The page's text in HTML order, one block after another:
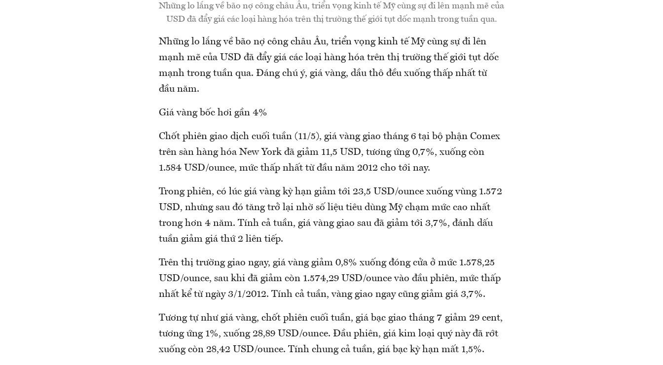
Những lo lắng về bão nợ công châu Âu, triển vọng kinh tế Mỹ cùng sự đi lên mạnh mẽ của
USD đã đẩy giá các loại hàng hóa trên thị trường thế giới tụt dốc mạnh trong tuần qua.
Những lo lắng về bão nợ công châu Âu, triển vọng kinh tế Mỹ cùng sự đi lên
mạnh mẽ của USD đã đẩy giá các loại hàng hóa trên thị trường thế giới tụt dốc
mạnh trong tuần qua. Đáng chú ý, giá vàng, dầu thô đều xuống thấp nhất từ
đầu năm.
Giá vàng bốc hơi gần 4%
Chốt phiên giao dịch cuối tuần (11/5), giá vàng giao tháng 6 tại bộ phận Comex
trên sàn hàng hóa New York đã giảm 11,5 USD, tương ứng 0,7%, xuống còn
1.584 USD/ounce, mức thấp nhất từ đầu năm 2012 cho tới nay.
Trong phiên, có lúc giá vàng kỳ hạn giảm tới 23,5 USD/ounce xuống vùng 1.572
USD, nhưng sau đó tăng trở lại nhờ số liệu tiêu dùng Mỹ chạm mức cao nhất
trong hơn 4 năm. Tính cả tuần, giá vàng giao sau đã giảm tới 3,7%, đánh dấu
tuần giảm giá thứ 2 liên tiếp.
Trên thị trường giao ngay, giá vàng giảm 0,8% xuống đóng cửa ở mức 1.578,25
USD/ounce, sau khi đã giảm còn 1.574,29 USD/ounce vào đầu phiên, mức thấp
nhất kể từ ngày 3/1/2012. Tính cả tuần, vàng giao ngay cũng giảm giá 3,7%.
Tương tự như giá vàng, chốt phiên cuối tuần, giá bạc giao tháng 7 giảm 29 cent,
tương ứng 1%, xuống 28,89 USD/ounce. Đầu phiên, giá kim loại quý này đã rớt
xuống còn 28,42 USD/ounce. Tính chung cả tuần, giá bạc kỳ hạn mất 1,5%.